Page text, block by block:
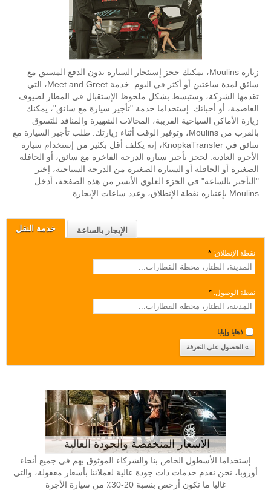
خدمة النقل الإيجار بالساعة
نقطة الإنطلاق: *
نقطة الوصول: *
ذهابا وإيابا
الأسعار المنخفضة والجودة العالية
إستخداما الأسطول الخاص بنا والشركاء الموثوق بهم في جميع أنحاء
أوروبا، نحن نقدم خدمات ذات جودة عالية لعملائنا بأسعار معقولة، والتي
غالبا ما تكون أرخص بنسبة 20-30٪ من سيارة الأجرة
زيارة Moulins، يمكنك حجز إستئجار السيارة بدون الدفع المسبق مع
سائق لمدة ساعتين أو أكثر في اليوم. خدمة Meet and Greet، التي
تقدمها الشركة، وستبسط بشكل ملحوظ الإستقبال في المطار لضيوف
العاصمة، أو أحبائك. إستخداما خدمة "تأجير سيارة مع سائق"، يمكنك
زيارة الأماكن السياحية القريبة، المحالات الشهيرة والمنافذ للتسوق
بالقرب من Moulins، وتوفير الوقت أثناء زيارتك. طلب تأجير السيارة مع
سائق في KnopkaTransfer، إنه يكلف أقل بكثير من إستخدام سيارة
الأجرة العادية. لحجز تأجير سيارة الدرجة الفاخرة مع سائق، أو الحافلة
الصغيرة أو الحافلة أو السيارة الصغيرة من الدرجة السياحية، إختر
"التأجير بالساعة" في الجزء العلوي الأيسر من هذه الصفحة، أدخل
Moulins بإعتباره نقطة الإنطلاق، وعدد ساعات الإيجارة.